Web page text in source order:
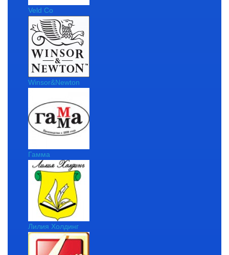
Veld Co
Winsor&Newton
Гамма
Лилия Холдинг